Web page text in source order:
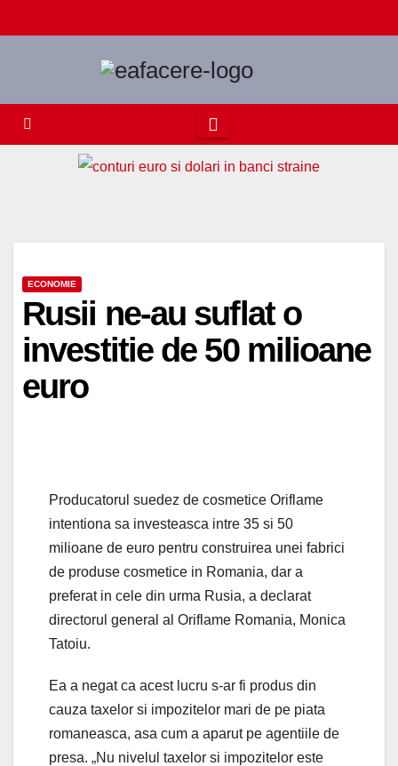
to
ECONOMIE
Rusii ne-au suflat o
investitie de 50 milioane
euro
Producatorul suedez de cosmetice Oriflame
intentiona sa investeasca intre 35 si 50
milioane de euro pentru construirea unei fabrici
de produse cosmetice in Romania, dar a
preferat in cele din urma Rusia, a declarat
directorul general al Oriflame Romania, Monica
Tatoiu.
Ea a negat ca acest lucru s-ar fi produs din
cauza taxelor si impozitelor mari de pe piata
romaneasca, asa cum a aparut pe agentiile de
presa. „Nu nivelul taxelor si impozitelor este